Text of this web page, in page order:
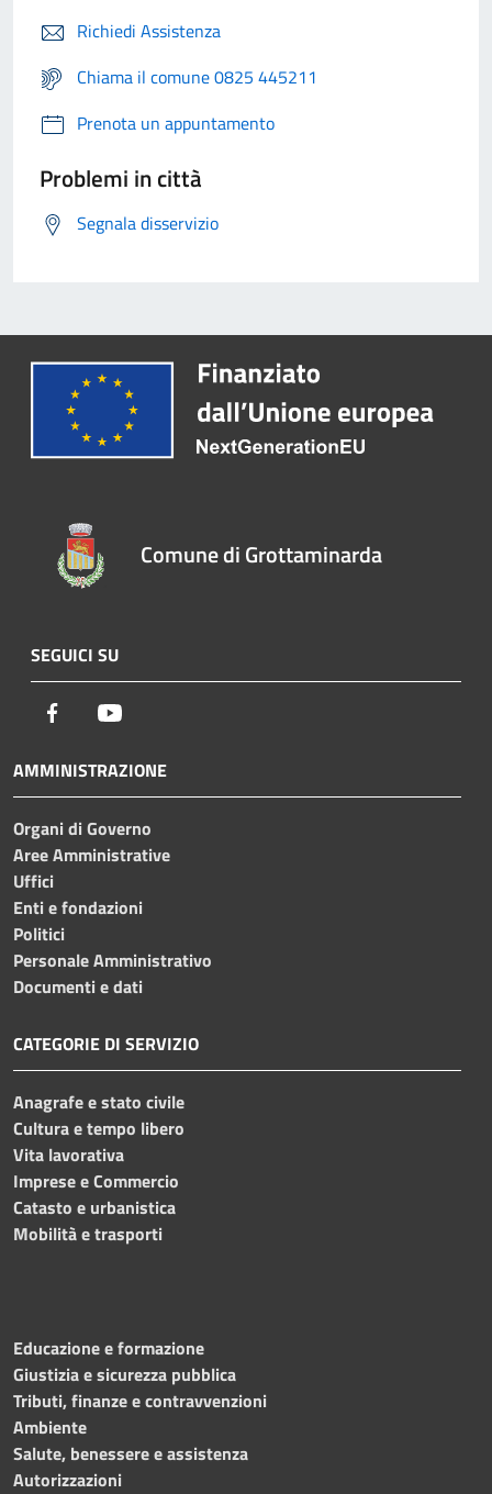
Richiedi Assistenza
Chiama il comune 0825 445211
Prenota un appuntamento
Problemi in città
Segnala disservizio
Comune di Grottaminarda
SEGUICI SU
Facebook
AMMINISTRAZIONE
Organi di Governo
Aree Amministrative
Uffici
Enti e fondazioni
Politici
Personale Amministrativo
Documenti e dati
CATEGORIE DI SERVIZIO
Anagrafe e stato civile
Cultura e tempo libero
Vita lavorativa
Imprese e Commercio
Catasto e urbanistica
Mobilità e trasporti
Educazione e formazione
Giustizia e sicurezza pubblica
Tributi, finanze e contravvenzioni
Ambiente
Salute, benessere e assistenza
Autorizzazioni